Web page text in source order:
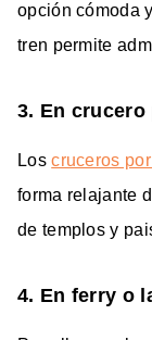
opción cómoda
tren permite
3. En
Loscruceros
forma relajante
de templos y
4. En ferry o